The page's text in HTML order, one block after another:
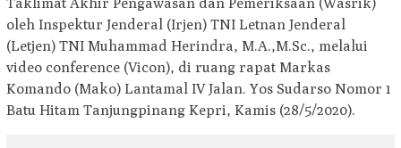
Taklimat Akhir Pengawasan dan Pemeriksaan (Wasrik)
oleh Inspektur Jenderal (Irjen) TNI Letnan Jenderal
(Letjen) TNI Muhammad Herindra, M.A.,M.Sc., melalui
video conference (Vicon), di ruang rapat Markas
Komando (Mako) Lantamal IV Jalan. Yos Sudarso Nomor 1
Batu Hitam Tanjungpinang Kepri, Kamis (28/5/2020).